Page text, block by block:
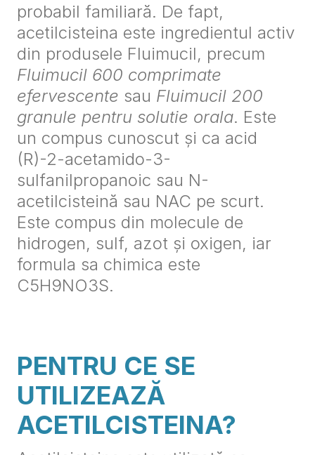
probabil familiară. De fapt,
acetilcisteina este ingredientul activ
din produsele Fluimucil, precum
Fluimucil 600 comprimate
efervescente sau Fluimucil 200
granule pentru solutie orala. Este
un compus cunoscut și ca acid
(R)-2-acetamido-3-
sulfanilpropanoic sau N-
acetilcisteină sau NAC pe scurt.
Este compus din molecule de
hidrogen, sulf, azot și oxigen, iar
formula sa chimica este
C5H9NO3S.
PENTRU CE SE
UTILIZEAZĂ
ACETILCISTEINA?